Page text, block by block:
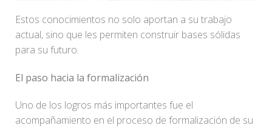
Estos conocimientos no solo aportan a su trabajo
actual, sino que les permiten construir bases sólidas
para su futuro.
El paso hacia la formalización
Uno de los logros más importantes fue el
acompañamiento en el proceso de formalización de su